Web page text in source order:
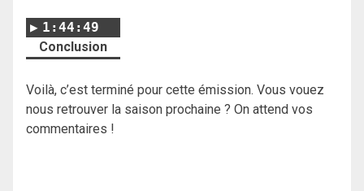
1:44:49
Conclusion
Voilà, c’est terminé pour cette émission. Vous vouez
nous retrouver la saison prochaine ? On attend vos
commentaires !